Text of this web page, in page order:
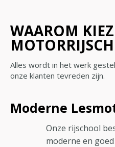
WAAROM
Alles wordt in het werk
onze klanten tevreden zijn.
Moderne
Onze rijschool
moderne en